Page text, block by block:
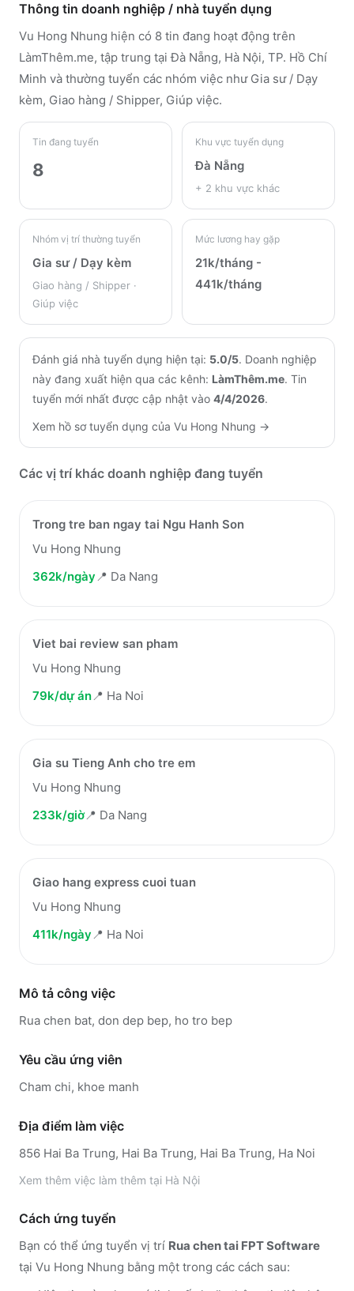
Thông tin doanh nghiệp / nhà tuyển dụng
Vu Hong Nhung hiện có 8 tin đang hoạt động trên
LàmThêm.me, tập trung tại Đà Nẵng, Hà Nội, TP. Hồ Chí
Minh và thường tuyển các nhóm việc như Gia sư / Dạy
kèm, Giao hàng / Shipper, Giúp việc.
Tin đang tuyển
8
Khu vực tuyển dụng
Đà Nẵng
+ 2 khu vực khác
Nhóm vị trí thường tuyển
Gia sư / Dạy kèm
Giao hàng / Shipper ·
Giúp việc
Mức lương hay gặp
21k/tháng -
441k/tháng
Đánh giá nhà tuyển dụng hiện tại: 5.0/5. Doanh nghiệp
này đang xuất hiện qua các kênh: LàmThêm.me. Tin
tuyển mới nhất được cập nhật vào 4/4/2026.
Xem hồ sơ tuyển dụng của Vu Hong Nhung →
Các vị trí khác doanh nghiệp đang tuyển
Trong tre ban ngay tai Ngu Hanh Son
Vu Hong Nhung
362k/ngày📍 Da Nang
Viet bai review san pham
Vu Hong Nhung
79k/dự án📍 Ha Noi
Gia su Tieng Anh cho tre em
Vu Hong Nhung
233k/giờ📍 Da Nang
Giao hang express cuoi tuan
Vu Hong Nhung
411k/ngày📍 Ha Noi
Mô tả công việc
Rua chen bat, don dep bep, ho tro bep
Yêu cầu ứng viên
Cham chi, khoe manh
Địa điểm làm việc
856 Hai Ba Trung, Hai Ba Trung, Hai Ba Trung, Ha Noi
Xem thêm việc làm thêm tại Hà Nội
Cách ứng tuyển
Bạn có thể ứng tuyển vị trí Rua chen tai FPT Software
tại Vu Hong Nhung bằng một trong các cách sau: